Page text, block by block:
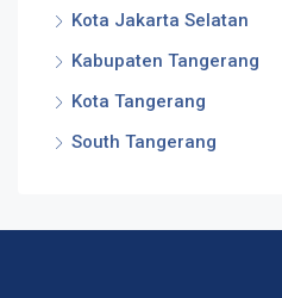
Kota Jakarta Selatan
Kabupaten Tangerang
Kota Tangerang
South Tangerang